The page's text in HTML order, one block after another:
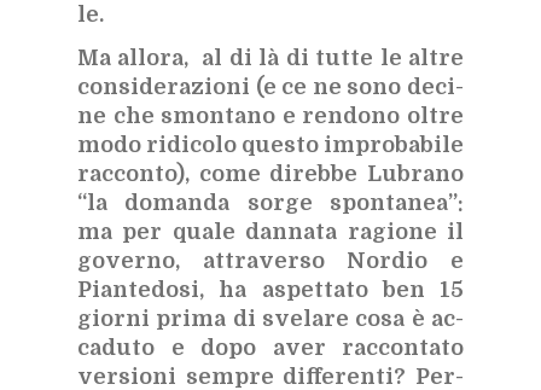
le.
Ma al­lo­ra, al di là di tut­te le al­tre
con­si­de­ra­zio­ni (e ce ne sono de­ci­
ne che smon­ta­no e ren­do­no ol­tre
modo ri­di­co­lo que­sto im­pro­ba­bi­le
rac­con­to), come di­reb­be Lu­bra­no
“la do­man­da sor­ge spon­ta­nea”:
ma per qua­le dan­na­ta ra­gio­ne il
go­ver­no, at­tra­ver­so Nor­dio e
Pian­te­do­si, ha aspet­ta­to ben 15
gior­ni pri­ma di sve­la­re cosa è ac­
ca­du­to e dopo aver rac­con­ta­to
ver­sio­ni sem­pre dif­fe­ren­ti? Per­